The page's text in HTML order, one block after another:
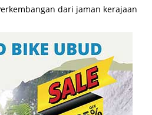
dari jaman kerajaan